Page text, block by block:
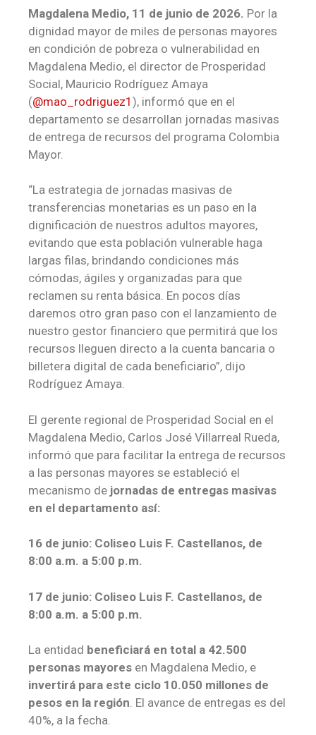
Magdalena Medio, 11 de junio de 2026. Por la
dignidad mayor de miles de personas mayores
en condición de pobreza o vulnerabilidad en
Magdalena Medio, el director de Prosperidad
Social, Mauricio Rodríguez Amaya
(@mao_rodriguez1 ), informó que en el
departamento se desarrollan jornadas masivas
de entrega de recursos del programa Colombia
Mayor.
“La estrategia de jornadas masivas de
transferencias monetarias es un paso en la
dignificación de nuestros adultos mayores,
evitando que esta población vulnerable haga
largas filas, brindando condiciones más
cómodas, ágiles y organizadas para que
reclamen su renta básica. En pocos días
daremos otro gran paso con el lanzamiento de
nuestro gestor financiero que permitirá que los
recursos lleguen directo a la cuenta bancaria o
billetera digital de cada beneficiario”, dijo
Rodríguez Amaya.
El gerente regional de Prosperidad Social en el
Magdalena Medio, Carlos José Villarreal Rueda,
informó que para facilitar la entrega de recursos
a las personas mayores se estableció el
mecanismo de jornadas de entregas masivas
en el departamento así:
16 de junio: Coliseo Luis F. Castellanos, de
8:00 a.m. a 5:00 p.m.
17 de junio: Coliseo Luis F. Castellanos, de
8:00 a.m. a 5:00 p.m.
La entidad beneficiará en total a 42.500
personas mayores en Magdalena Medio, e
invertirá para este ciclo 10.050 millones de
pesos en la región. El avance de entregas es del
40%, a la fecha.